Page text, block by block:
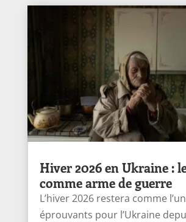
Hiver 2026 en Ukraine :
comme arme de guerre
L’hiver 2026 restera comme
éprouvants pour l’Ukraine